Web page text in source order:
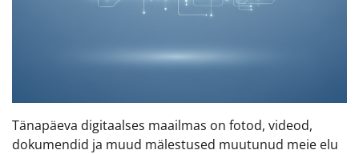
Tänapäeva digitaalses maailmas on fotod, videod,
dokumendid ja muud mälestused muutunud meie elu